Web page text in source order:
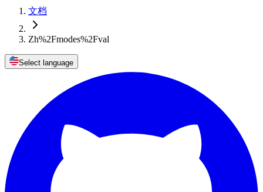
文档
Zh%2Fmodes%2Fval
Select language